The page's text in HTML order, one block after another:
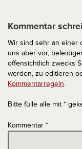
Kommentar
Wir sind sehr an einer
uns aber vor,
offensichtlich zwecks
werden, zu editieren
Kommentarregeln.
Bitte fülle alle mit *
Kommentar *